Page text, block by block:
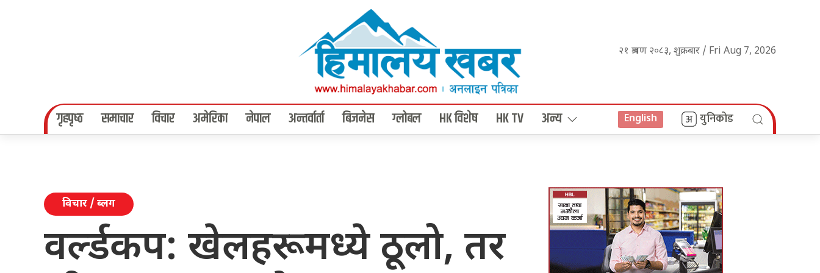
२१ श्रावण २०८३, शुक्रबार / Fri Aug 7, 2026
गृहपृष्‍ठ समाचार विचार अमेरिका नेपाल अन्तर्वार्ता बिजनेस ग्लोबल HK विशेष HK TV अन्य English युनिकोड
विचार / ब्लग
वर्ल्डकप: खेलहरूमध्ये ठूलो, तर